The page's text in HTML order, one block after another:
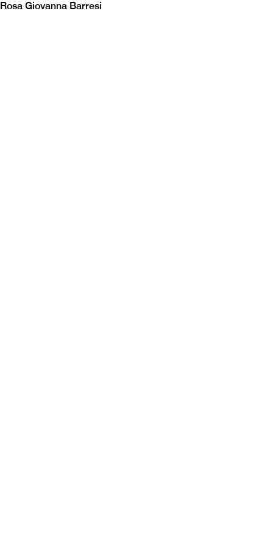
Rosa Giovanna Barresi